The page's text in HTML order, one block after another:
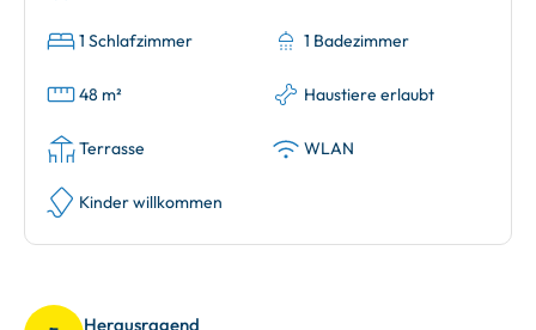
1 Schlafzimmer 1 Badezimmer
48 m² Haustiere erlaubt
Terrasse WLAN
Kinder willkommen
Herausragend